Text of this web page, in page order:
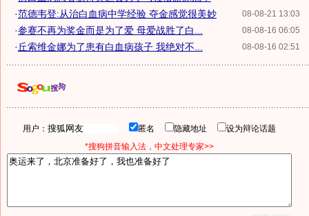
08-08-21 13:03
·范德韦登:从治白血病中学经验 夺金感觉很美妙
08-08-16 06:05
·参赛不再为奖金而是为了爱 母爱战胜了白...
08-08-16 02:51
· 丘索维金娜为了患有白血病孩子 我绝对不...
用户： 匿名 隐藏地址
设为辩论话题
*搜狗拼音输入法，中文处理专家>>